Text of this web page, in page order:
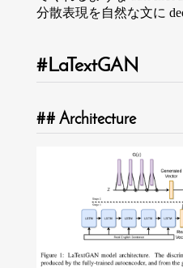
分散表現を自然な文に
LaTextGAN
Architecture